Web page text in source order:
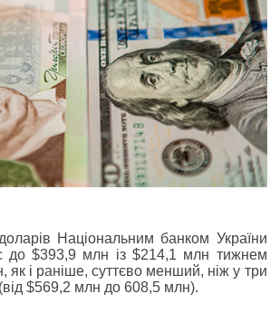
Національним банком України
до $393,9 млн із $214,1 млн тижнем
як і раніше, суттєво менший, ніж у три
$569,2 млн до 608,5 млн).